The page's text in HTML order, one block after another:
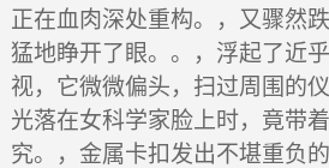
正在血肉深处重构。，又骤然
猛地睁开了眼。。，浮起了近
视，它微微偏头，扫过周围的
光落在女科学家脸上时，竟带
究。，金属卡扣发出不堪重负